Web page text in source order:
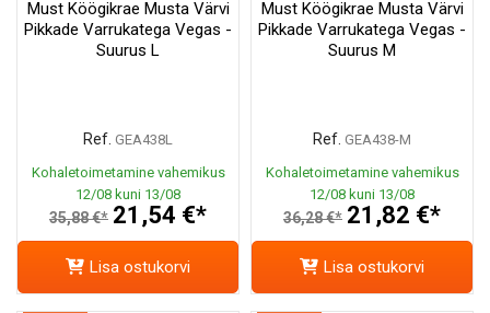
Must Köögikrae Musta Värvi
Pikkade Varrukatega Vegas -
Suurus L
Ref. GEA438L
Kohaletoimetamine vahemikus
12/08 kuni 13/08
35,88 €* 21,54 €*
Lisa ostukorvi
Must Köögikrae Musta Värvi
Pikkade Varrukatega Vegas -
Suurus M
Ref. GEA438-M
Kohaletoimetamine vahemikus
12/08 kuni 13/08
36,28 €* 21,82 €*
Lisa ostukorvi